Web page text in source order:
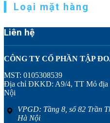
Loại mặt hàng
Liên hệ
CÔNG TY CỔ PHẦN TẬP
MST: 0105308539
Địa chỉ ĐKKD: A9/4, TT Mỏ địa
Nội
VPGD: Tầng 8, số 82 Trần
Hà Nội